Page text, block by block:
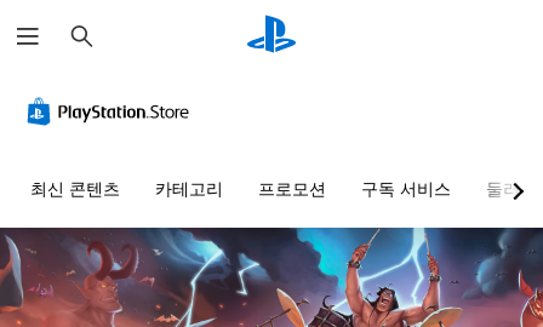
색
최신 콘텐츠 카테고리 프로모션 구독 서비스 둘러보